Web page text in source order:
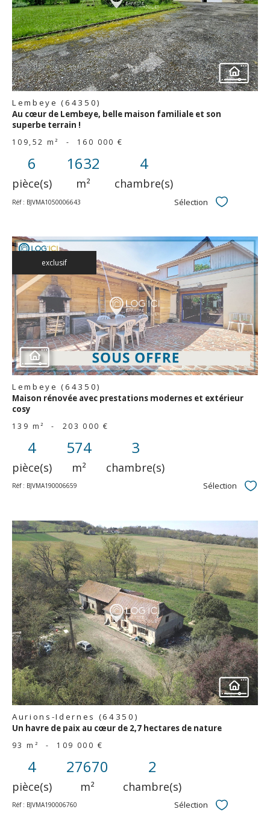
bien
Lembeye (64350)
Au cœur de Lembeye, belle maison familiale et son
superbe terrain !
109,52 m² - 160 000 €
6
pièce(s)
1632
m²
4
chambre(s)
Réf : BJVMA1050006643 Sélection Sélectionner
exclusif
voir le
bien
Lembeye (64350)
Maison rénovée avec prestations modernes et extérieur
cosy
139 m² - 203 000 €
4
pièce(s)
574
m²
3
chambre(s)
Réf : BJVMA190006659 Sélection
voir le
bien
Aurions-Idernes (64350)
Un havre de paix au cœur de 2,7 hectares de nature
93 m² - 109 000 €
4
pièce(s)
27670
m²
2
chambre(s)
Réf : BJVMA190006760 Sélection Sélectionner